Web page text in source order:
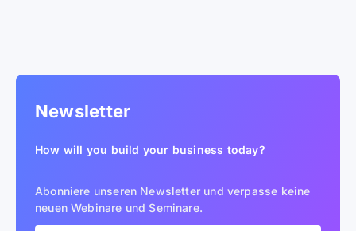
Newsletter
How will you build your business today?
Abonniere unseren Newsletter und verpasse keine
neuen Webinare und Seminare.